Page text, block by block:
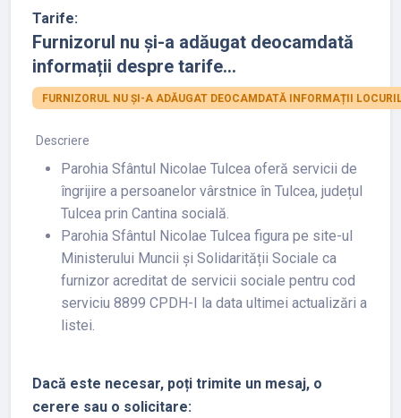
Tarife:
Furnizorul nu și-a adăugat deocamdată
informații despre tarife...
FURNIZORUL NU ȘI-A ADĂUGAT DEOCAMDATĂ INFORMAȚII
Descriere
Parohia Sfântul Nicolae Tulcea oferă servicii de
îngrijire a persoanelor vârstnice în Tulcea, județul
Tulcea prin Cantina socială.
Parohia Sfântul Nicolae Tulcea figura pe site-ul
Ministerului Muncii și Solidarității Sociale ca
furnizor acreditat de servicii sociale pentru cod
serviciu 8899 CPDH-I la data ultimei actualizări a
listei.
Dacă este necesar, poți trimite un mesaj, o
cerere sau o solicitare: